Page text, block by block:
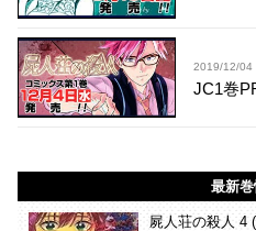
2019/12/04
JC1巻
最新
屍人荘の殺人 4